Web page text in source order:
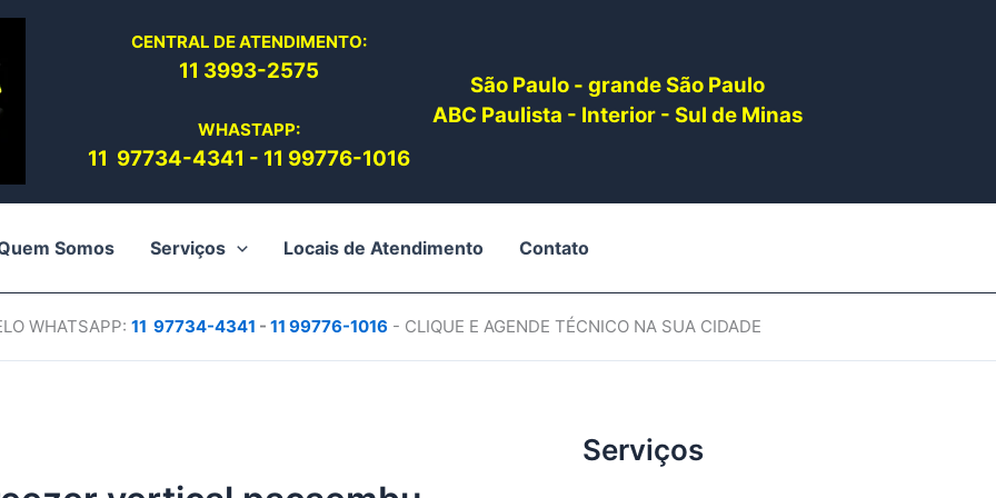
CENTRAL DE ATENDIMENTO:
11 3993-2575
WHASTAPP:
11 97734-4341 - 11 99776-1016
São Paulo - grande São Paulo
ABC Paulista - Interior - Sul de Minas
Somos Serviços Locais de Atendimento Contato
WHATSAPP: 11 97734-4341 - 11 99776-1016 - CLIQUE E AGENDE TÉCNICO NA SUA CIDADE
Serviços